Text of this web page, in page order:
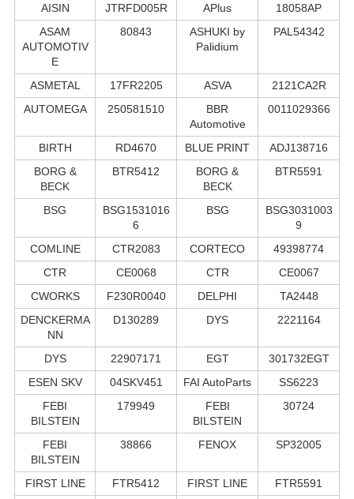
AISIN JTRFD005R APlus
18058AP
ASAM
AUTOMOTIV
E
80843
ASHUKI by
Palidium
PAL54342
ASMETAL 17FR2205 ASVA
2121CA2R
AUTOMEGA
250581510
BBR
Automotive
0011029366
BIRTH RD4670 BLUE PRINT
ADJ138716
BORG &
BECK
BTR5412
BORG &
BECK
BTR5591
BSG
BSG1531016
6
BSG
BSG3031003
9
COMLINE
CTR2083 CORTECO
49398774
CTR
CE0068 CTR
CE0067
CWORKS
F230R0040 DELPHI
TA2448
DENCKERMA
NN
D130289 DYS 2221164
DYS 22907171 EGT
301732EGT
ESEN SKV
04SKV451 FAI AutoParts
SS6223
FEBI
BILSTEIN
179949
FEBI
BILSTEIN
30724
FEBI
BILSTEIN
38866 FENOX SP32005
FIRST LINE FTR5412 FIRST LINE
FTR5591